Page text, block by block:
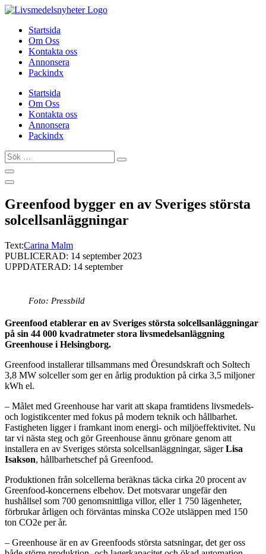
Hoppa
innehållStartsida
Om Oss
Kontakta oss
Annonsera
Packindx
Startsida
Om Oss
Kontakta oss
Annonsera
Packindx
Sök
…
Greenfood bygger en av Sveriges största
solcellsanläggningar
Text:Carina Malm
PUBLICERAD: 14 september 2023
UPPDATERAD: 14 september
Foto: Pressbild
Greenfood etablerar en av Sveriges största solcellsanläggningar
på sin 44 000 kvadratmeter stora livsmedelsanläggning
Greenhouse i Helsingborg.
Greenfood installerar tillsammans med Öresundskraft och Soltech
3,8 MW solceller som ger en årlig produktion på cirka 3,5 miljoner
kWh el.
– Målet med Greenhouse har varit att skapa framtidens livsmedels-
och logistikcenter med fokus på modern teknik och hållbarhet.
Fastigheten ligger i framkant inom energi- och miljöeffektivitet. Nu
tar vi nästa steg och gör Greenhouse ännu grönare genom att
installera en av Sveriges största solcellsanläggningar, sägerLisa
Isakson, hållbarhetschef på Greenfood.
Produktionen från solcellerna beräknas täcka cirka 20 procent av
Greenfood-koncernens elbehov. Det motsvarar ungefär den
hushållsel som 700 genomsnittliga villor, eller 1 750 lägenheter,
förbrukar årligen och förväntas minska CO2e utsläppen med 150
ton CO2e per år.
– Greenhouse är en av Greenfoods största satsningar, det ger oss